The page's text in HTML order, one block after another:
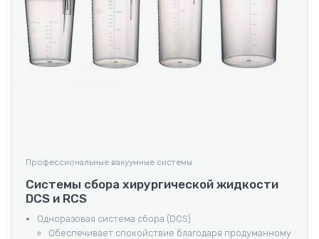
Профессиональные вакуумные системы
Системы сбора хирургической жидкости
DCS и RCS
Одноразовая система сбора (DCS)
Обеспечивает спокойствие благодаря продуманному